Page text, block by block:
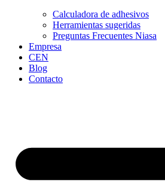
Calculadora de adhesivos
Herramientas sugeridas
Preguntas Frecuentes Niasa
Empresa
CEN
Blog
Contacto